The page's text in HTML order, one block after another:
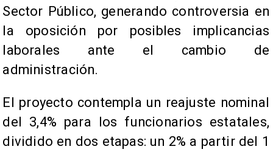
Sector Público, generando controversia en
la oposición por posibles implicancias
laborales ante el cambio de
administración.
El proyecto contempla un reajuste nominal
del 3,4% para los funcionarios estatales,
dividido en dos etapas: un 2% a partir del 1